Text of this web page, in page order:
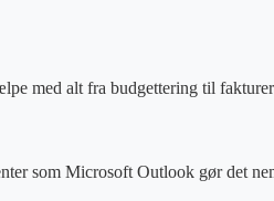
med alt fra budgettering til
som Microsoft Outlook gør det